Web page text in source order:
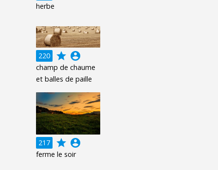
herbe
220 grade account_circle
champ de chaume
et balles de paille
217 grade account_circle
ferme le soir